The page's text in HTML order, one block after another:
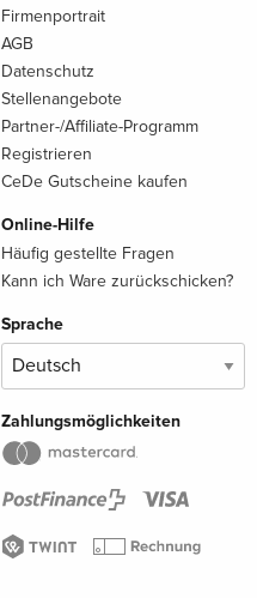
Firmenportrait
AGB
Datenschutz
Stellenangebote
Partner-/Affiliate-Programm
Registrieren
CeDe Gutscheine kaufen
Online-Hilfe
Häufig gestellte Fragen
Kann ich Ware zurückschicken?
Sprache
Zahlungsmöglichkeiten